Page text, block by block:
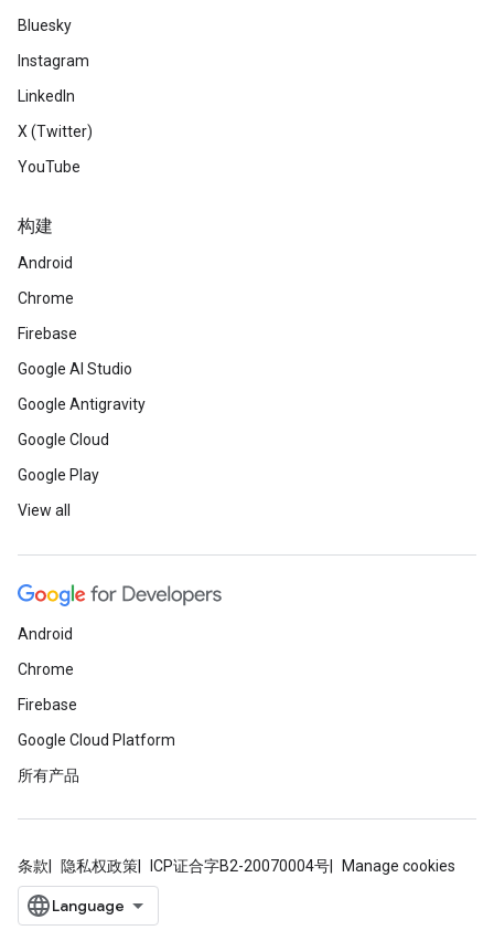
Bluesky
Instagram
LinkedIn
X (Twitter)
YouTube
构建
Android
Chrome
Firebase
Google AI Studio
Google Antigravity
Google Cloud
Google Play
View all
Android
Chrome
Firebase
Google Cloud Platform
所有产品
条款 隐私权政策 ICP证合字B2-20070004号 Manage cookies